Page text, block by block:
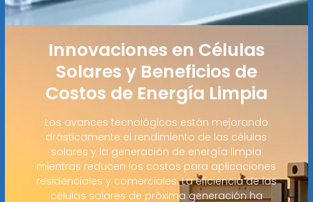
Innovaciones en Células
Solares y Beneficios de
Costos de Energía Limpia
Los avances tecnológicos están mejorando
drásticamente el rendimiento de las células
solares y la generación de energía limpia
mientras reducen los costos para aplicaciones
residenciales y comerciales. La eficiencia de las
células solares de próxima generación ha